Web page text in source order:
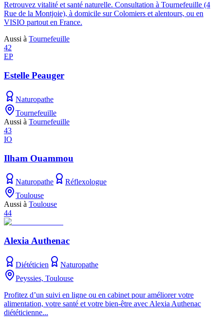
Retrouvez vitalité et santé naturelle. Consultation à Tournefeuille (4
Rue de la Montjoie), à domicile sur Colomiers et alentours, ou en
VISIO partout en France.
Aussi à Tournefeuille
42
EP
Estelle Peauger
Naturopathe
Tournefeuille
Aussi à Tournefeuille
43
IO
Ilham Ouammou
Naturopathe
Réflexologue
Toulouse
Aussi à Toulouse
44
Alexia Authenac
Diététicien
Naturopathe
Peyssies, Toulouse
Profitez d’un suivi en ligne ou en cabinet pour améliorer votre
alimentation, votre santé et votre bien-être avec Alexia Authenac
diététicienne...